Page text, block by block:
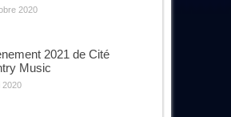
2020
2021 de Cité
Music
2020